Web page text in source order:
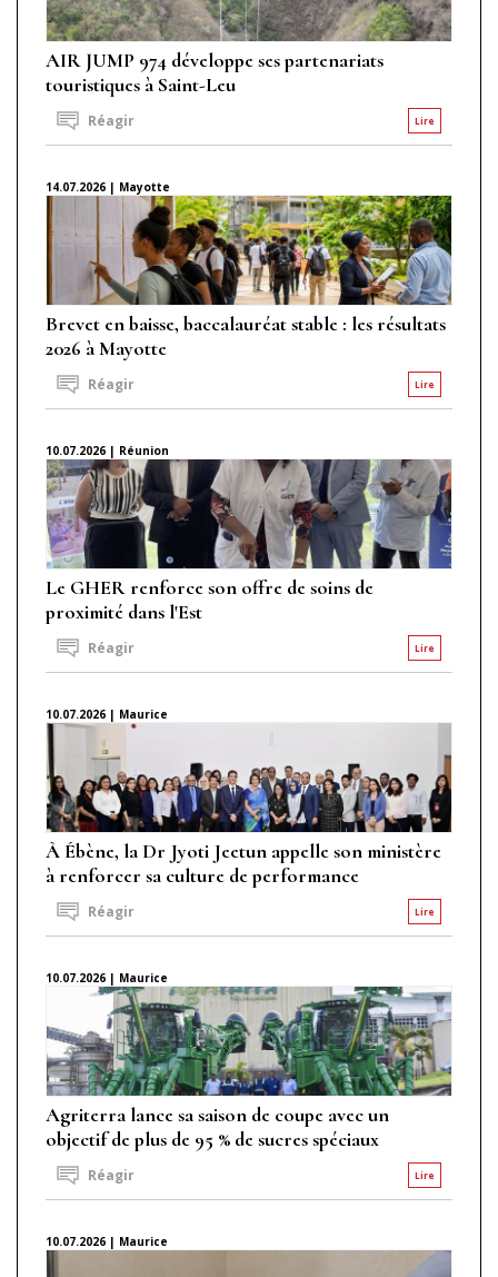
AIR JUMP 974 développe ses partenariats
touristiques à Saint-Leu
Lire
Réagir
14.07.2026 | Mayotte
Brevet en baisse, baccalauréat stable : les résultats
2026 à Mayotte
Lire
Réagir
10.07.2026 | Réunion
Le GHER renforce son offre de soins de
proximité dans l'Est
Lire
Réagir
10.07.2026 | Maurice
À Ébène, la Dr Jyoti Jeetun appelle son ministère
à renforcer sa culture de performance
Lire
Réagir
10.07.2026 | Maurice
Agriterra lance sa saison de coupe avec un
objectif de plus de 95 % de sucres spéciaux
Lire
Réagir
10.07.2026 | Maurice